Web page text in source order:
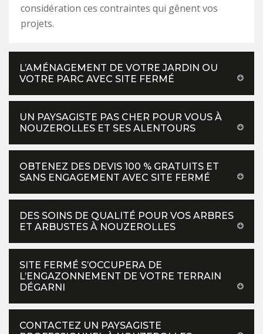
considération ces contraintes qui gênent vos
projets.
L’AMÉNAGEMENT DE VOTRE JARDIN OU
VOTRE PARC AVEC SITE FERMÉ
UN PAYSAGISTE PAS CHER POUR VOUS À
NOUZEROLLES ET SES ALENTOURS
OBTENEZ DES DEVIS 100 % GRATUITS ET
SANS ENGAGEMENT AVEC SITE FERMÉ
DES SOINS DE QUALITÉ POUR VOS ARBRES
ET ARBUSTES À NOUZEROLLES
SITE FERMÉ S’OCCUPERA DE
L’ENGAZONNEMENT DE VOTRE TERRAIN
DÉGARNI
CONTACTEZ UN PAYSAGISTE